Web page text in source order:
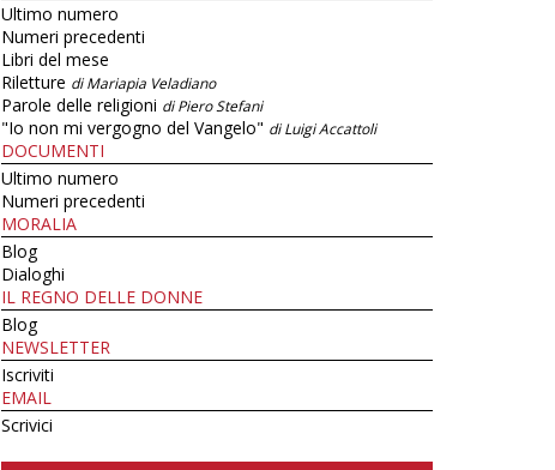
Ultimo numero
Numeri precedenti
Libri del mese
Riletture di Mariapia Veladiano
Parole delle religioni di Piero Stefani
"Io non mi vergogno del Vangelo" di Luigi Accattoli
DOCUMENTI
Ultimo numero
Numeri precedenti
MORALIA
Blog
Dialoghi
IL REGNO DELLE DONNE
Blog
NEWSLETTER
Iscriviti
EMAIL
Scrivici